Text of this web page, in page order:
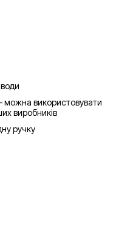
можна використовувати
виробників
ручку